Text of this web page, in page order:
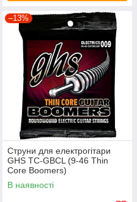
–13%
Струни для електрогітари
GHS TC-GBCL (9-46 Thin
Core Boomers)
В наявності